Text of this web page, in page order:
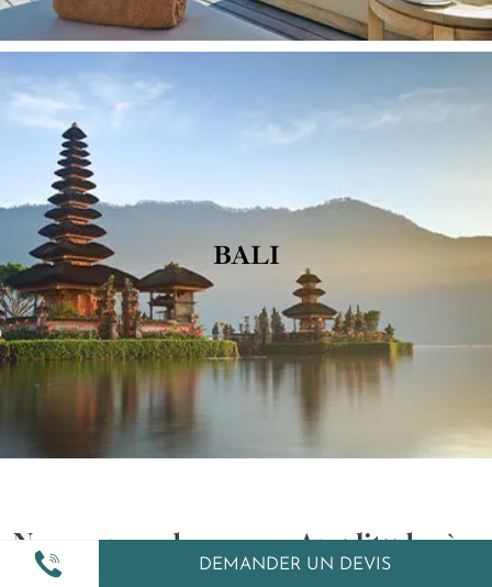
DEMANDER UN DEVIS
BALI
Nos agences de voyages Amplitudes à
proximité de chez vous